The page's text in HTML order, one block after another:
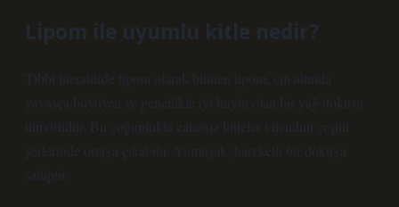
Lipom ile uyumlu kitle nedir?
Tıbbi literatürde lipom olarak bilinen lipom, cilt altında
yavaşça büyüyen ve genellikle iyi huylu olan bir yağ dokusu
tümörüdür. Bu çoğunlukla zararsız kitleler vücudun çeşitli
yerlerinde ortaya çıkabilir. Yumuşak, hareketli bir dokuya
sahiptir.